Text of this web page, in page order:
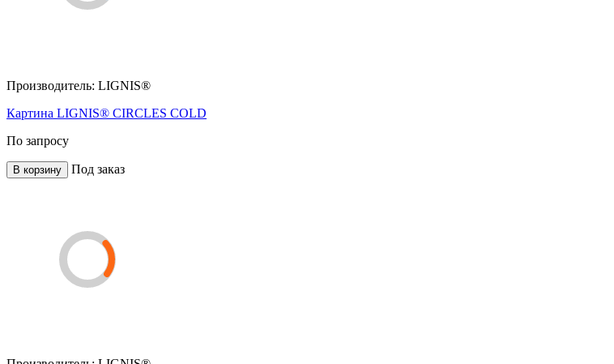
Производитель: LIGNIS®
Картина LIGNIS® CIRCLES COLD
По запросу
В корзину Под заказ